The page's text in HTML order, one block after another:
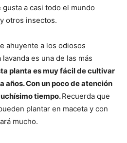
a casi todo el mundo
otros insectos.
ahuyente a los odiosos
es una de las más
planta es muy fácil de cultivar
años. Con un poco de atención
tiempo.Recuerda que
plantar en maceta y con
mucho.